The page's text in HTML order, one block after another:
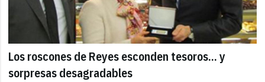
Los roscones de Reyes esconden tesoros... y
sorpresas desagradables